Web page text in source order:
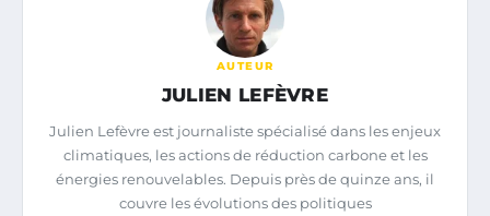
AUTEUR
JULIEN LEFÈVRE
Julien Lefèvre est journaliste spécialisé dans les enjeux
climatiques, les actions de réduction carbone et les
énergies renouvelables. Depuis près de quinze ans, il
couvre les évolutions des politiques